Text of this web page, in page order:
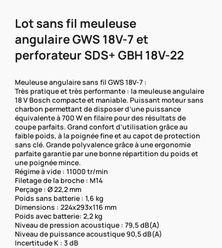
Lot sans fil meuleuse
angulaire GWS 18V-7 et
perforateur SDS+ GBH 18V-22
Meuleuse angulaire sans fil GWS 18V-7 :
Très pratique et très performante : la meuleuse angulaire
18 V Bosch compacte et maniable. Puissant moteur sans
charbon permettant de disposer d’une puissance
équivalente à 700 W en filaire pour des résultats de
coupe parfaits. Grand confort d’utilisation grâce au
faible poids, à la poignée fine et au capot de protection
sans clé. Grande polyvalence grâce à une ergonomie
parfaite garantie par une bonne répartition du poids et
une poignée mince.
Régime à vide : 11000 tr/min
Filetage de la broche : M14
Perçage : Ø 22,2 mm
Poids sans batterie : 1,6 kg
Dimensions : 224x293x116 mm
Poids avec batterie: 2,2 kg
Niveau de pression acoustique : 79,5 dB(A)
Niveau de puissance acoustique 90,5 dB(A)
Incertitude K : 3 dB